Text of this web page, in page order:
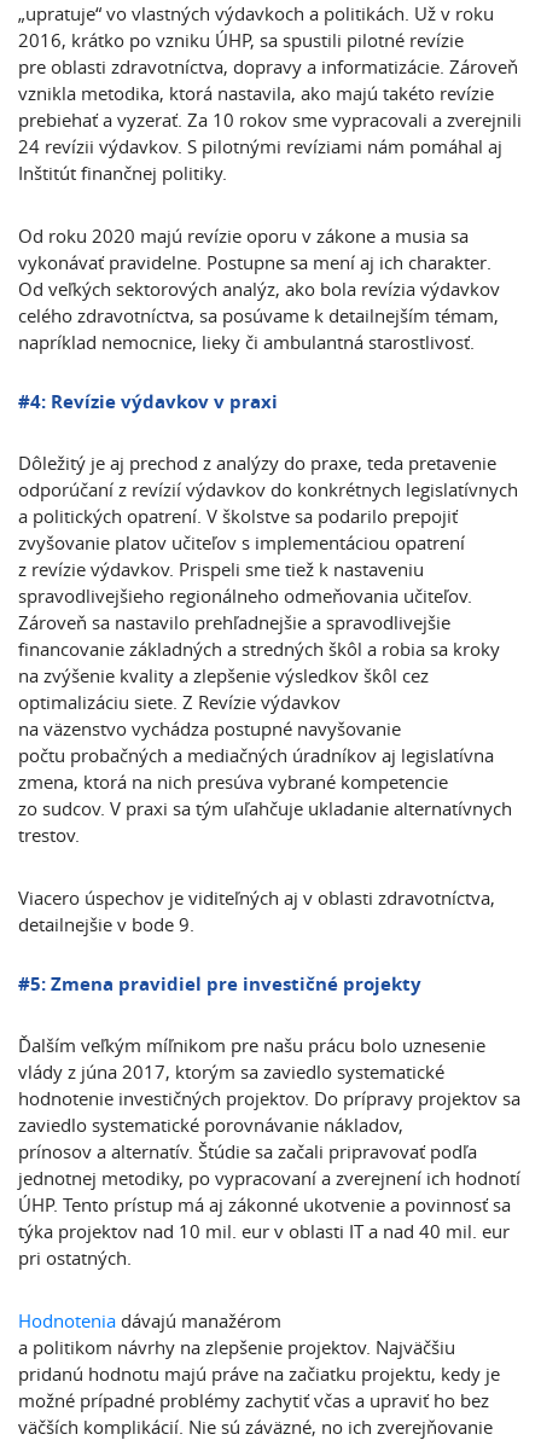
„upratuje“ vo vlastných výdavkoch a politikách. Už v roku
2016, krátko po vzniku ÚHP, sa spustili pilotné revízie
pre oblasti zdravotníctva, dopravy a informatizácie. Zároveň
vznikla metodika, ktorá nastavila, ako majú takéto revízie
prebiehať a vyzerať. Za 10 rokov sme vypracovali a zverejnili
24 revízii výdavkov. S pilotnými revíziami nám pomáhal aj
Inštitút finančnej politiky.
Od roku 2020 majú revízie oporu v zákone a musia sa
vykonávať pravidelne. Postupne sa mení aj ich charakter.
Od veľkých sektorových analýz, ako bola revízia výdavkov
celého zdravotníctva, sa posúvame k detailnejším témam,
napríklad nemocnice, lieky či ambulantná starostlivosť.
#4: Revízie výdavkov v praxi
Dôležitý je aj prechod z analýzy do praxe, teda pretavenie
odporúčaní z revízií výdavkov do konkrétnych legislatívnych
a politických opatrení. V školstve sa podarilo prepojiť
zvyšovanie platov učiteľov s implementáciou opatrení
z revízie výdavkov. Prispeli sme tiež k nastaveniu
spravodlivejšieho regionálneho odmeňovania učiteľov.
Zároveň sa nastavilo prehľadnejšie a spravodlivejšie
financovanie základných a stredných škôl a robia sa kroky
na zvýšenie kvality a zlepšenie výsledkov škôl cez
optimalizáciu siete. Z Revízie výdavkov
na väzenstvo vychádza postupné navyšovanie
počtu probačných a mediačných úradníkov aj legislatívna
zmena, ktorá na nich presúva vybrané kompetencie
zo sudcov. V praxi sa tým uľahčuje ukladanie alternatívnych
trestov.
Viacero úspechov je viditeľných aj v oblasti zdravotníctva,
detailnejšie v bode 9.
#5: Zmena pravidiel pre investičné projekty
Ďalším veľkým míľnikom pre našu prácu bolo uznesenie
vlády z júna 2017, ktorým sa zaviedlo systematické
hodnotenie investičných projektov. Do prípravy projektov sa
zaviedlo systematické porovnávanie nákladov,
prínosov a alternatív. Štúdie sa začali pripravovať podľa
jednotnej metodiky, po vypracovaní a zverejnení ich hodnotí
ÚHP. Tento prístup má aj zákonné ukotvenie a povinnosť sa
týka projektov nad 10 mil. eur v oblasti IT a nad 40 mil. eur
pri ostatných.
Hodnotenia dávajú manažérom
a politikom návrhy na zlepšenie projektov. Najväčšiu
pridanú hodnotu majú práve na začiatku projektu, kedy je
možné prípadné problémy zachytiť včas a upraviť ho bez
väčších komplikácií. Nie sú záväzné, no ich zverejňovanie